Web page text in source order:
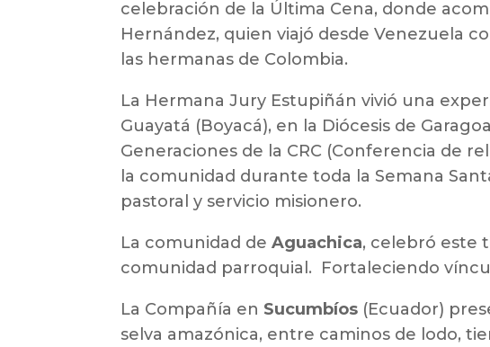
celebración de la Última Cena, donde
Hernández, quien viajó desde Venezuela
las hermanas de Colombia.
La Hermana Jury Estupiñán vivió una
Guayatá (Boyacá), en la Diócesis de
Generaciones de la CRC (Conferencia de
la comunidad durante toda la Semana
pastoral y servicio misionero.
La comunidad deAguachica, celebró este
comunidad parroquial. Fortaleciendo
La Compañía en Sucumbíos (Ecuador)
selva amazónica, entre caminos de lodo,